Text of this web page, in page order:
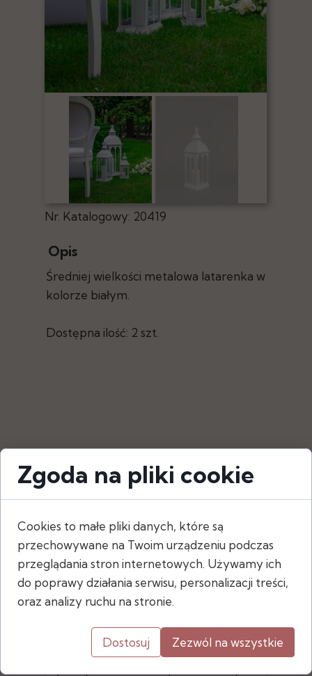
Nr. Katalogowy: 20419
- Po złożeniu zamówienia za pośrednictwem
naszej strony, sprawdzamy dostępność
Opis
Średniej wielkości metalowa latarenka w
kolorze białym.
Dostępna ilość: 2 szt.
Wymiary
- wysokość: 54 cm
- podstawa kwadratowa: 17 x 17 cm
Zgoda na pliki cookie
Cookies to małe pliki danych, które są
przechowywane na Twoim urządzeniu podczas
przeglądania stron internetowych. Używamy ich
do poprawy działania serwisu, personalizacji treści,
oraz analizy ruchu na stronie.
Dostosuj Zezwól na wszystkie